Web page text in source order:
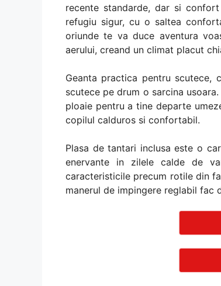
recente standarde, dar si
refugiu sigur, cu o saltea
oriunde te va duce aventura
aerului, creand un climat placut
Geanta practica pentru scutece,
scutece pe drum o sarcina
ploaie pentru a tine departe
copilul calduros si confortabil.
Plasa de tantari inclusa este o
enervante in zilele calde de
caracteristicile precum rotile din
manerul de impingere reglabil fac